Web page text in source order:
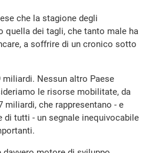
che la stagione degli
quella dei tagli, che tanto male ha
a soffrire di un cronico sotto
Nessun altro Paese
le risorse mobilitate, da
che rappresentano - e
di tutti - un segnale inequivocabile